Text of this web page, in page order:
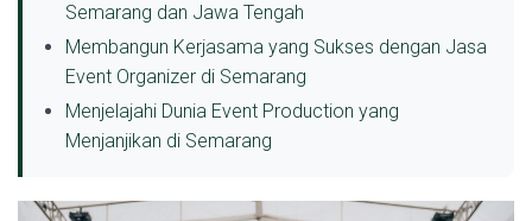
Semarang dan Jawa Tengah
Membangun Kerjasama yang Sukses dengan Jasa
Event Organizer di Semarang
Menjelajahi Dunia Event Production yang
Menjanjikan di Semarang